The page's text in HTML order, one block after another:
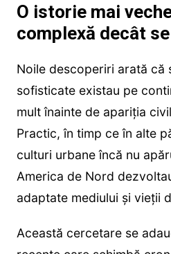
O istorie mai
complexă decât
Noile descoperiri arată că
sofisticate existau pe
mult înainte de apariția
Practic, în timp ce în alte
culturi urbane încă nu
America de Nord
adaptate mediului și vieții
Această cercetare se